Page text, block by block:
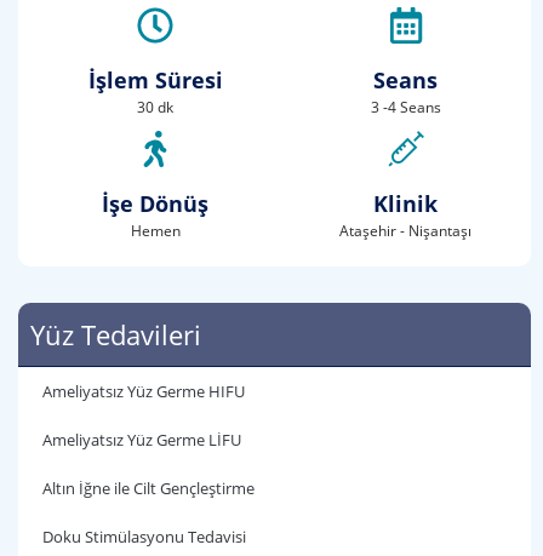
İşlem Süresi
30 dk
İşe Dönüş
Hemen
Seans
3 -4 Seans
Klinik
Ataşehir - Nişantaşı
Yüz Tedavileri
Ameliyatsız Yüz Germe HIFU
Ameliyatsız Yüz Germe LİFU
Altın İğne ile Cilt Gençleştirme
Doku Stimülasyonu Tedavisi